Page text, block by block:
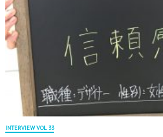
INTERVIEW VOL 33